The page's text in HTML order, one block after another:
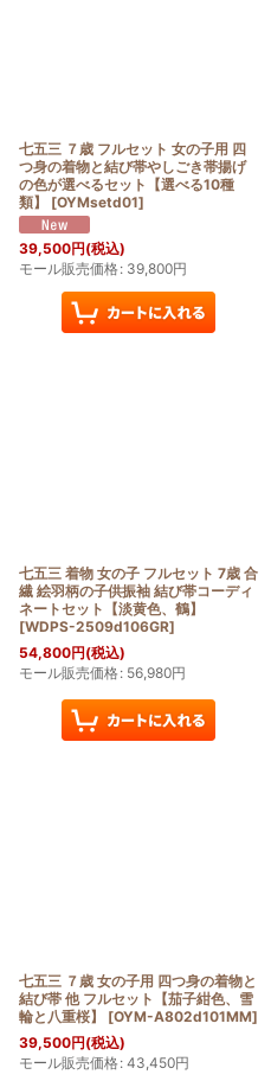
七五三 ７歳 フルセット 女の子用 四
つ身の着物と結び帯やしごき帯揚げ
の色が選べるセット【選べる10種
類】
[OYMsetd01]
39,500円(税込)
モール販売価格: 39,800円
七五三 着物 女の子 フルセット 7歳 合
繊 絵羽柄の子供振袖 結び帯コーディ
ネートセット【淡黄色、鶴】
[WDPS-2509d106GR]
54,800円(税込)
モール販売価格: 56,980円
七五三 ７歳 女の子用 四つ身の着物と
結び帯 他 フルセット【茄子紺色、雪
輪と八重桜】
[OYM-A802d101MM]
39,500円(税込)
モール販売価格: 43,450円